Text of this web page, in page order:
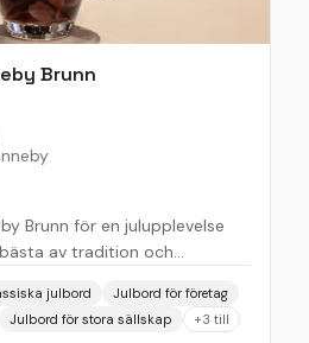
Brunn
Brunn för en julupplevelse
av tradition och
läckerheter, vi bjuder
show som sätter extra
julbord
Julbord för företag
Julbord för stora sällskap +3 till